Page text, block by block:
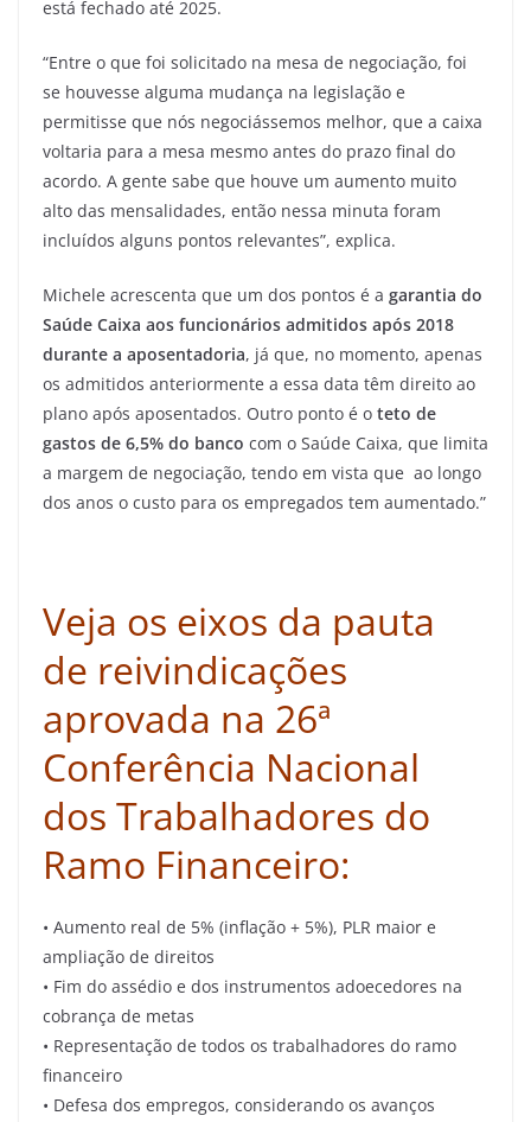
está fechado até 2025.
“Entre o que foi solicitado na mesa de negociação, foi
se houvesse alguma mudança na legislação e
permitisse que nós negociássemos melhor, que a caixa
voltaria para a mesa mesmo antes do prazo final do
acordo. A gente sabe que houve um aumento muito
alto das mensalidades, então nessa minuta foram
incluídos alguns pontos relevantes”, explica.
Michele acrescenta que um dos pontos é a garantia do
Saúde Caixa aos funcionários admitidos após 2018
durante a aposentadoria, já que, no momento, apenas
os admitidos anteriormente a essa data têm direito ao
plano após aposentados. Outro ponto é o teto de
gastos de 6,5% do banco com o Saúde Caixa, que limita
a margem de negociação, tendo em vista que ao longo
dos anos o custo para os empregados tem aumentado.”
Veja os eixos da pauta
de reivindicações
aprovada na 26ª
Conferência Nacional
dos Trabalhadores do
Ramo Financeiro:
• Aumento real de 5% (inflação + 5%), PLR maior e
ampliação de direitos
• Fim do assédio e dos instrumentos adoecedores na
cobrança de metas
• Representação de todos os trabalhadores do ramo
financeiro
• Defesa dos empregos, considerando os avanços